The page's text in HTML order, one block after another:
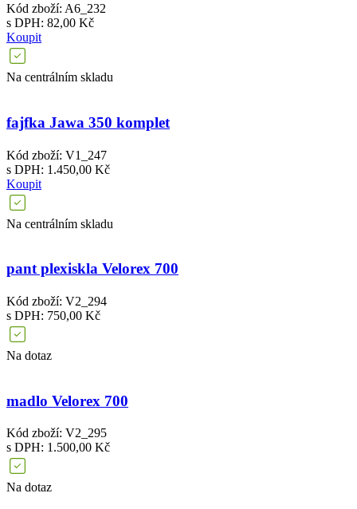
Kód zboží: A6_232
s DPH: 82,00 Kč
Koupit
Na centrálním skladu
fajfka Jawa 350 komplet
Kód zboží: V1_247
s DPH: 1.450,00 Kč
Koupit
Na centrálním skladu
pant plexiskla Velorex 700
Kód zboží: V2_294
s DPH: 750,00 Kč
Na dotaz
madlo Velorex 700
Kód zboží: V2_295
s DPH: 1.500,00 Kč
Na dotaz